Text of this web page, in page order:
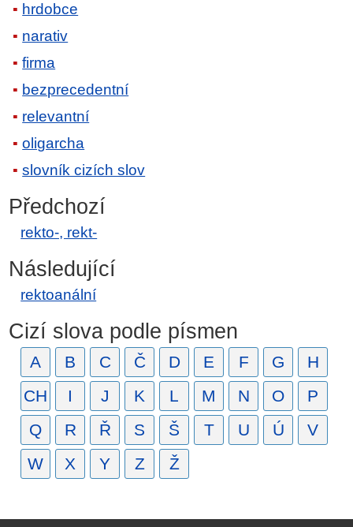
hrdobce
narativ
firma
bezprecedentní
relevantní
oligarcha
slovník cizích slov
Předchozí
rekto-, rekt-
Následující
rektoanální
Cizí slova podle písmen
A B C Č D E F G
H
CH
I J K L M N O
P
Q
R Ř S Š T U Ú
V
W
X Y Z Ž